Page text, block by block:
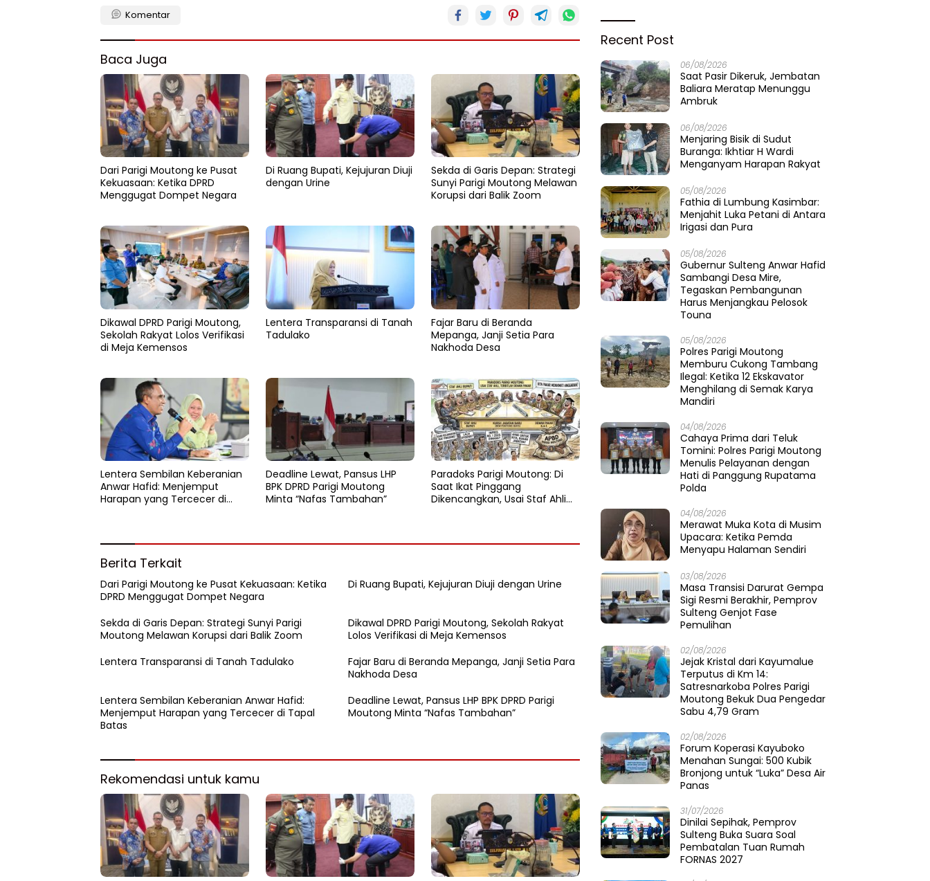
Komentar
Baca Juga
Dari Parigi Moutong ke Pusat
Kekuasaan: Ketika DPRD
Menggugat Dompet Negara
Di Ruang Bupati, Kejujuran Diuji
dengan Urine
Sekda di Garis Depan: Strategi
Sunyi Parigi Moutong Melawan
Korupsi dari Balik Zoom
Dikawal DPRD Parigi Moutong,
Sekolah Rakyat Lolos Verifikasi
di Meja Kemensos
Lentera Transparansi di Tanah
Tadulako
Fajar Baru di Beranda
Mepanga, Janji Setia Para
Nakhoda Desa
Lentera Sembilan Keberanian
Anwar Hafid: Menjemput
Harapan yang Tercecer di
Deadline Lewat, Pansus LHP
BPK DPRD Parigi Moutong
Minta “Nafas Tambahan”
Paradoks Parigi Moutong: Di
Saat Ikat Pinggang
Dikencangkan, Usai Staf Ahli
Berita Terkait
Dari Parigi Moutong ke Pusat Kekuasaan: Ketika
DPRD Menggugat Dompet Negara
Di Ruang Bupati, Kejujuran Diuji dengan Urine
Sekda di Garis Depan: Strategi Sunyi Parigi
Moutong Melawan Korupsi dari Balik Zoom
Dikawal DPRD Parigi Moutong, Sekolah Rakyat
Lolos Verifikasi di Meja Kemensos
Lentera Transparansi di Tanah Tadulako
Fajar Baru di Beranda Mepanga, Janji Setia Para
Nakhoda Desa
Lentera Sembilan Keberanian Anwar Hafid:
Menjemput Harapan yang Tercecer di Tapal
Batas
Deadline Lewat, Pansus LHP BPK DPRD Parigi
Moutong Minta “Nafas Tambahan”
Rekomendasi untuk kamu
Recent Post
06/08/2026
Saat Pasir Dikeruk, Jembatan
Baliara Meratap Menunggu
Ambruk
06/08/2026
Menjaring Bisik di Sudut
Buranga: Ikhtiar H Wardi
Menganyam Harapan Rakyat
05/08/2026
Fathia di Lumbung Kasimbar:
Menjahit Luka Petani di Antara
Irigasi dan Pura
05/08/2026
Gubernur Sulteng Anwar Hafid
Sambangi Desa Mire,
Tegaskan Pembangunan
Harus Menjangkau Pelosok
Touna
05/08/2026
Polres Parigi Moutong
Memburu Cukong Tambang
Ilegal: Ketika 12 Ekskavator
Menghilang di Semak Karya
Mandiri
04/08/2026
Cahaya Prima dari Teluk
Tomini: Polres Parigi Moutong
Menulis Pelayanan dengan
Hati di Panggung Rupatama
Polda
04/08/2026
Merawat Muka Kota di Musim
Upacara: Ketika Pemda
Menyapu Halaman Sendiri
03/08/2026
Masa Transisi Darurat Gempa
Sigi Resmi Berakhir, Pemprov
Sulteng Genjot Fase
Pemulihan
02/08/2026
Jejak Kristal dari Kayumalue
Terputus di Km 14:
Satresnarkoba Polres Parigi
Moutong Bekuk Dua Pengedar
Sabu 4,79 Gram
02/08/2026
Forum Koperasi Kayuboko
Menahan Sungai: 500 Kubik
Bronjong untuk “Luka” Desa Air
Panas
31/07/2026
Dinilai Sepihak, Pemprov
Sulteng Buka Suara Soal
Pembatalan Tuan Rumah
FORNAS 2027